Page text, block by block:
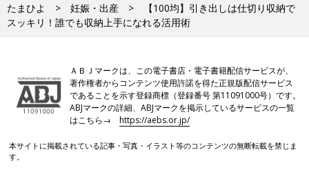
たまひよ 妊娠・出産
【100均】引き出しは仕切り収納で
スッキリ！誰でも収納上手になれる活用術
ＡＢＪマークは、この電子書店・電子書籍配信サービスが、
著作権者からコンテンツ使用許諾を得た正規版配信サービス
であることを示す登録商標（登録番号 第11091000号）です。
ABJマークの詳細、ABJマークを掲示しているサービスの一覧
はこちら→https://aebs.or.jp/
本サイトに掲載されている記事・写真・イラスト等のコンテンツの無断転載を禁じま
す。